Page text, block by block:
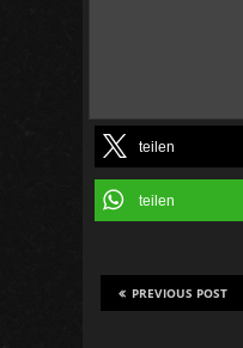
teilen
teilen
PREVIOUS POST